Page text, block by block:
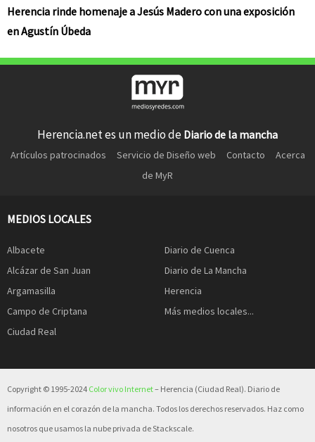
Herencia rinde homenaje a Jesús Madero con una exposición
en Agustín Úbeda
Herencia.net es un medio de Diario de la mancha
Artículos patrocinados Servicio de Diseño web Contacto
Acerca
de MyR
MEDIOS LOCALES
Albacete
Alcázar de San Juan
Argamasilla
Campo de Criptana
Ciudad Real
Diario de Cuenca
Diario de La Mancha
Herencia
Más medios locales...
Copyright © 1995-2024 Color vivo Internet– Herencia (Ciudad Real). Diario de
información en el corazón de la mancha. Todos los derechos reservados. Haz como
nosotros que usamos la nube privada de Stackscale.